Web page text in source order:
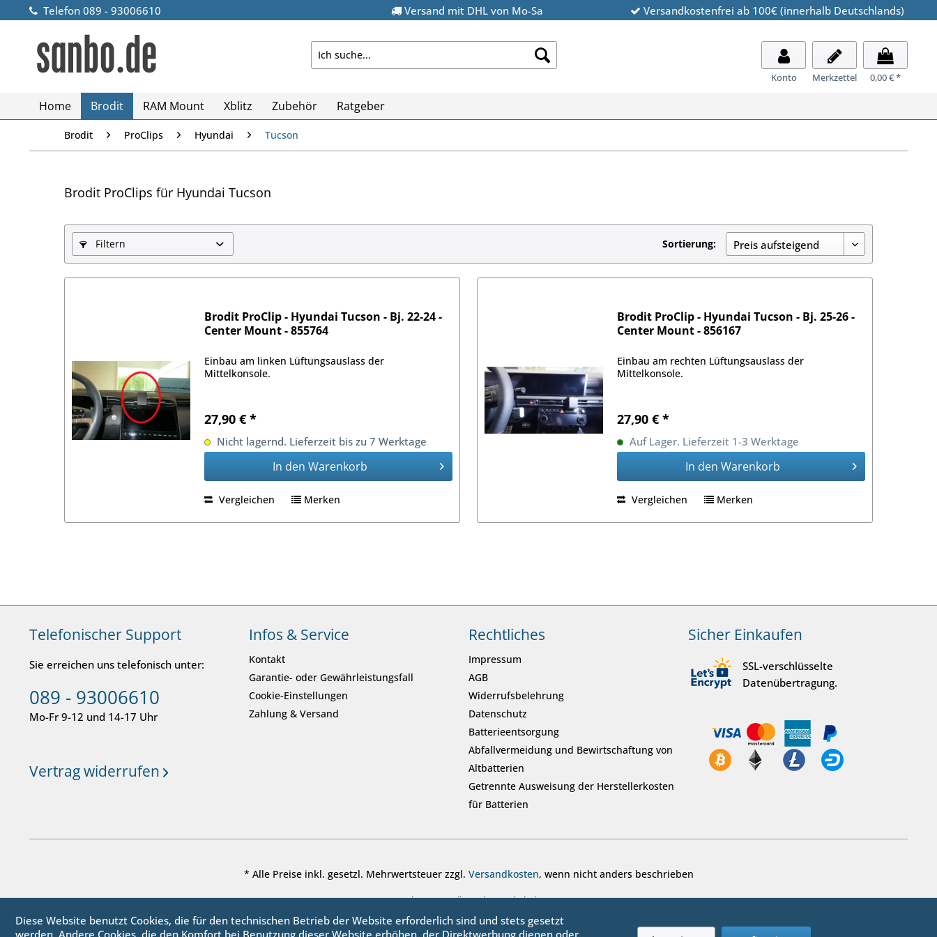
Telefon 089 - 93006610 Versand mit DHL von Mo-Sa Versandkostenfrei ab 100€ (innerhalb Deutschlands)
Konto Merkzettel 0,00 € *
Home Brodit RAM Mount Xblitz Zubehör Ratgeber
Brodit ProClips Hyundai Tucson
Brodit ProClips für Hyundai Tucson
Filtern Sortierung:
Brodit ProClip - Hyundai Tucson - Bj. 22-24 -
Center Mount - 855764
Einbau am linken Lüftungsauslass der
Mittelkonsole.
27,90 € *
Nicht lagernd. Lieferzeit bis zu 7 Werktage
In den Warenkorb
Vergleichen Merken
Brodit ProClip - Hyundai Tucson - Bj. 25-26 -
Center Mount - 856167
Einbau am rechten Lüftungsauslass der
Mittelkonsole.
27,90 € *
Auf Lager. Lieferzeit 1-3 Werktage
In den Warenkorb
Vergleichen Merken
Telefonischer Support
Sie erreichen uns telefonisch unter:
089 - 93006610
Mo-Fr 9-12 und 14-17 Uhr
Vertrag widerrufen
Infos & Service
Kontakt
Garantie- oder Gewährleistungsfall
Cookie-Einstellungen
Zahlung & Versand
Rechtliches
Impressum
AGB
Widerrufsbelehrung
Datenschutz
Batterieentsorgung
Abfallvermeidung und Bewirtschaftung von
Altbatterien
Getrennte Ausweisung der Herstellerkosten
für Batterien
Sicher Einkaufen
SSL-verschlüsselte
Datenübertragung.
* Alle Preise inkl. gesetzl. Mehrwertsteuer zzgl. Versandkosten, wenn nicht anders beschrieben
© sanbo OHG - Alle Rechte vorbehalten
Diese Website benutzt Cookies, die für den technischen Betrieb der Website erforderlich sind und stets gesetzt
werden. Andere Cookies, die den Komfort bei Benutzung dieser Website erhöhen, der Direktwerbung dienen oder